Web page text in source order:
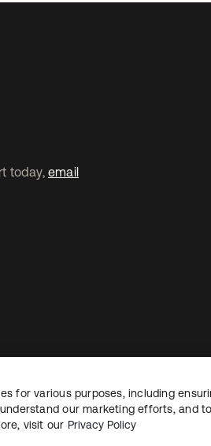
today, email
JuridiquePolitique de confidentialité
Vos choix en matière de confidentialité
for various purposes, including
our marketing efforts, and
visit our Privacy Policy